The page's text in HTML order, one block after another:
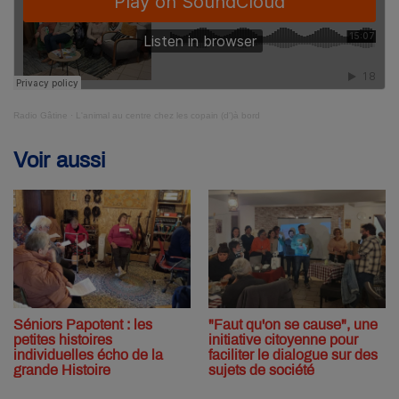
Radio Gâtine L'animal au centre chez les copain (d')à bord
Voir aussi
Séniors Papotent : les
petites histoires
individuelles écho de la
grande Histoire
"Faut qu'on se cause", une
initiative citoyenne pour
faciliter le dialogue sur des
sujets de société